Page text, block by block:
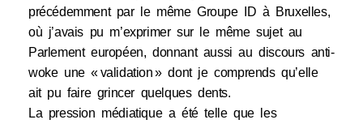
précédemment par le même Groupe ID à Bruxelles,
où j’avais pu m’exprimer sur le même sujet au
Parlement européen, donnant aussi au discours anti-
woke une « validation » dont je comprends qu’elle
ait pu faire grincer quelques dents.
La pression médiatique a été telle que les